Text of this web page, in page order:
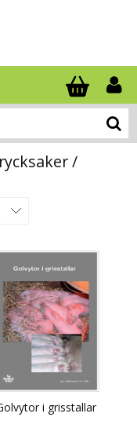
Antal i
.
/
i grisstallar